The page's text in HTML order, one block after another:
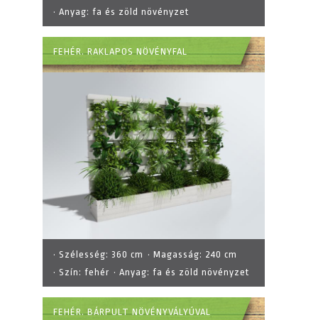
· Anyag: fa és zöld növényzet
FEHÉR. RAKLAPOS NÖVÉNYFAL
· Szélesség: 360 cm · Magasság: 240 cm
· Szín: fehér · Anyag: fa és zöld növényzet
FEHÉR. BÁRPULT NÖVÉNYVÁLYÚVAL